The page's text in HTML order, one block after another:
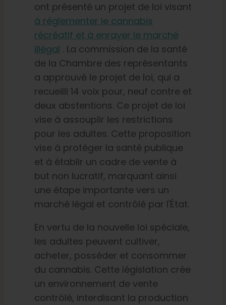
ont présenté un projet de loi visant
à réglementer le cannabis
récréatif et à enrayer le marché
illégal . La commission de la santé
de la Chambre des représentants
a approuvé le projet de loi, qui a
recueilli 14 voix pour, neuf contre et
deux abstentions. Ce projet de loi
vise à assouplir les restrictions
pour les adultes. Cette proposition
vise à protéger la santé publique
et à établir un cadre de vente à
but non lucratif, marquant ainsi
une étape importante vers un
marché légal et contrôlé par l'État.
En vertu de la nouvelle loi spéciale,
les adultes peuvent cultiver,
acheter, posséder et consommer
du cannabis. Cette législation crée
un environnement de vente
contrôlé, interdisant la production